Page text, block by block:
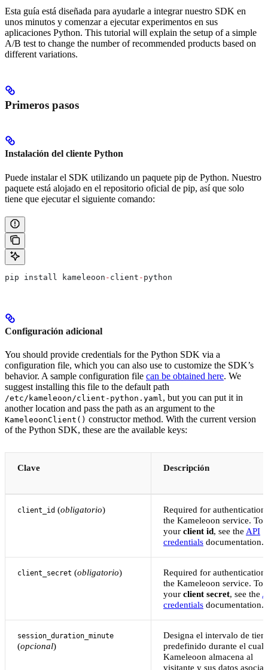
Esta guía está diseñada para ayudarle a integrar nuestro SDK en
unos minutos y comenzar a ejecutar experimentos en sus
aplicaciones Python. This tutorial will explain the setup of a simple
A/B test to change the number of recommended products based on
different variations.
Primeros pasos
Instalación del cliente Python
Puede instalar el SDK utilizando un paquete pip de Python. Nuestro
paquete está alojado en el repositorio oficial de pip, así que solo
tiene que ejecutar el siguiente comando:
pip install kameleoon - client - python
Configuración adicional
You should provide credentials for the Python SDK via a
configuration file, which you can also use to customize the SDK’s
behavior. A sample configuration file can be obtained here. We
suggest installing this file to the default path
/etc/kameleoon/client-python.yaml, but you can put it in
another location and pass the path as an argument to the
KameleoonClient() constructor method. With the current version
of the Python SDK, these are the available keys:
Clave Descripción
client_id (obligatorio)
Required for authentication
the Kameleoon service. To
your client id, see the API
credentials documentation.
client_secret (obligatorio)
Required for authentication
the Kameleoon service. To
your client secret, see the
credentials documentation.
session_duration_minute
(opcional)
Designa el intervalo de
predefinido durante el cual
Kameleoon almacena al
visitante y sus datos